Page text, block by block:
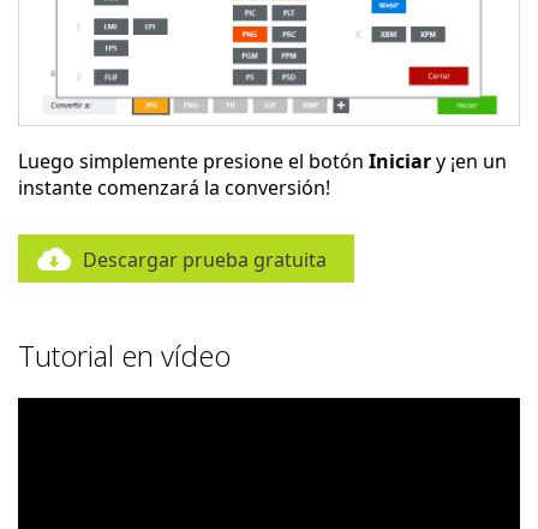
Luego simplemente presione el botón Iniciary ¡en un
instante comenzará la conversión!
Descargar prueba gratuita
Tutorial en vídeo